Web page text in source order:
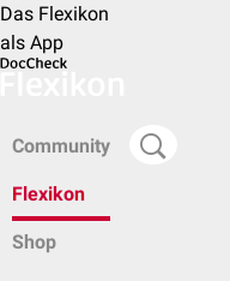
Das Flexikon
als App
Community
Flexikon
Shop